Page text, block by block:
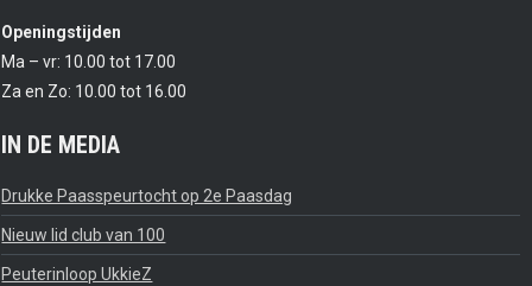
Openingstijden
Ma – vr: 10.00 tot 17.00
Za en Zo: 10.00 tot 16.00
IN DE MEDIA
Drukke Paasspeurtocht op 2e Paasdag
Nieuw lid club van 100
Peuterinloop UkkieZ